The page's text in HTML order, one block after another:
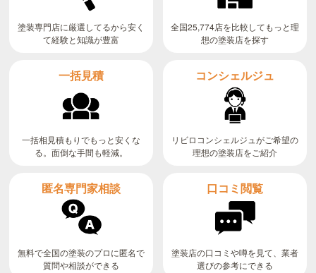
塗装専門店に厳選してるから安く
て経験と知識が豊富
全国25,774店を比較してもっと理
想の塗装店を探す
一括見積
一括相見積もりでもっと安くな
る。面倒な手間も軽減。
コンシェルジュ
リビロコンシェルジュがご希望の
理想の塗装店をご紹介
匿名専門家相談
無料で全国の塗装のプロに匿名で
質問や相談ができる
口コミ閲覧
塗装店の口コミや噂を見て、業者
選びの参考にできる